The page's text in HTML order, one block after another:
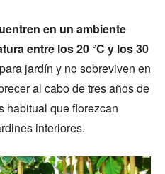
en un ambiente
entre los 20 °C y los 30
jardín y no sobreviven en
al cabo de tres años de
habitual que florezcan
interiores.